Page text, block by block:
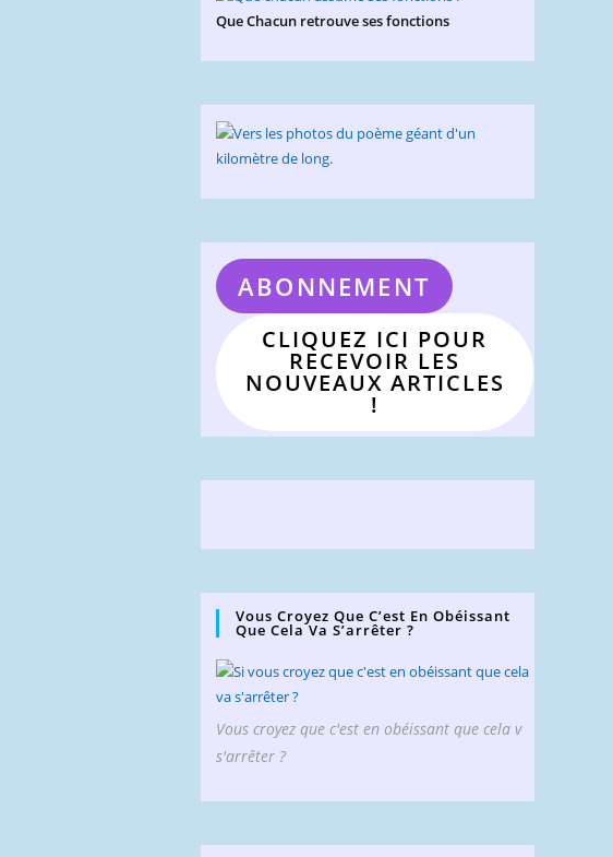
Que Chacun retrouve ses fonctions
ABONNEMENT
CLIQUEZ ICI POUR
RECEVOIR LES
NOUVEAUX ARTICLES
!
Vous Croyez Que C’est En Obéissant
Que Cela Va S’arrêter ?
Vous croyez que c'est en obéissant que cela v
s'arrêter ?